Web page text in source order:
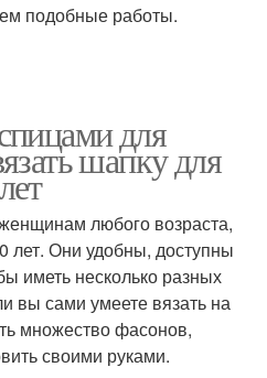
подобные работы.
для
шапку для
любого возраста,
лет. Они удобны, доступны
иметь несколько разных
вы сами умеете вязать на
множество фасонов,
своими руками.